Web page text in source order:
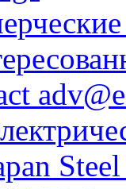
Steel